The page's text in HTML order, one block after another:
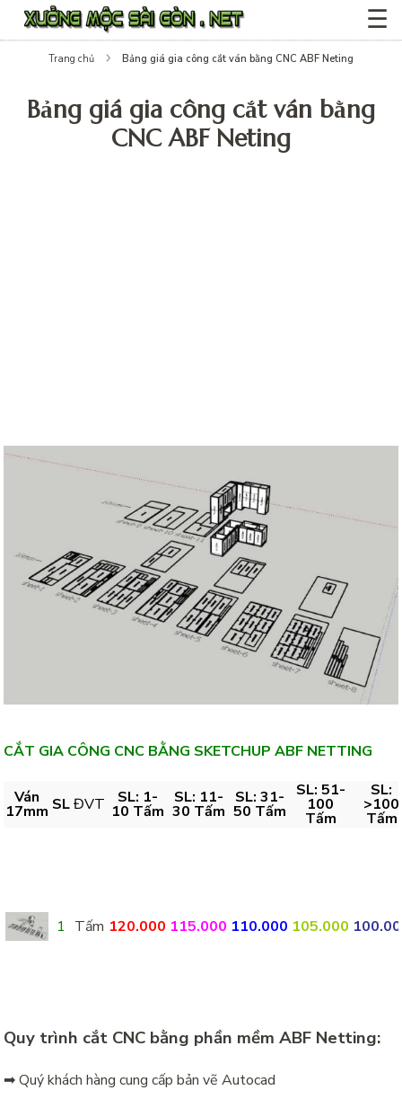
☰
Trang chủ Bảng giá gia công cắt ván bằng CNC ABF Neting
Bảng giá gia công cắt ván bằng
CNC ABF Neting
CẮT GIA CÔNG CNC BẰNG SKETCHUP ABF NETTING
Ván
17mm SL ĐVT SL: 1-
10 Tấm
SL: 11-
30 Tấm
SL: 31-
50 Tấm
SL: 51-
100
Tấm
SL:
>100
Tấm
1 Tấm 120.000 115.000 110.000 105.000
Quy trình cắt CNC bằng phần mềm ABF Netting:
➡ Quý khách hàng cung cấp bản vẽ Autocad